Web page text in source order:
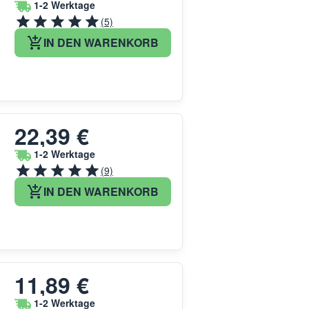
1-2 Werktage
(5)
IN DEN WARENKORB
22,39 €
1-2 Werktage
(9)
IN DEN WARENKORB
11,89 €
1-2 Werktage